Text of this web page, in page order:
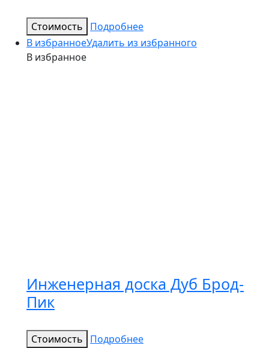
Стоимость
Подробнее
В избранноеУдалить из избранного
В избранное
Инженерная доска Дуб Брод-
Пик
Стоимость
Подробнее